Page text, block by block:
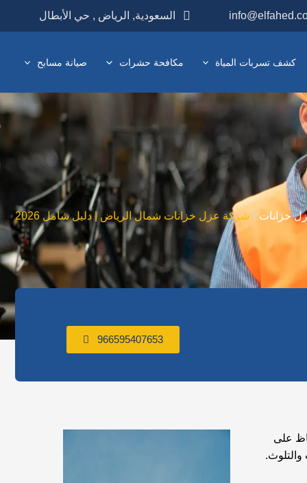
السعودية, الرياض , حي الأبطال
كشف تسربات المياة مكافحة حشرات صيانة مسابح
خزانات شركة عزل خزانات شمال الرياض | دليل شامل 2026
966595407653
على